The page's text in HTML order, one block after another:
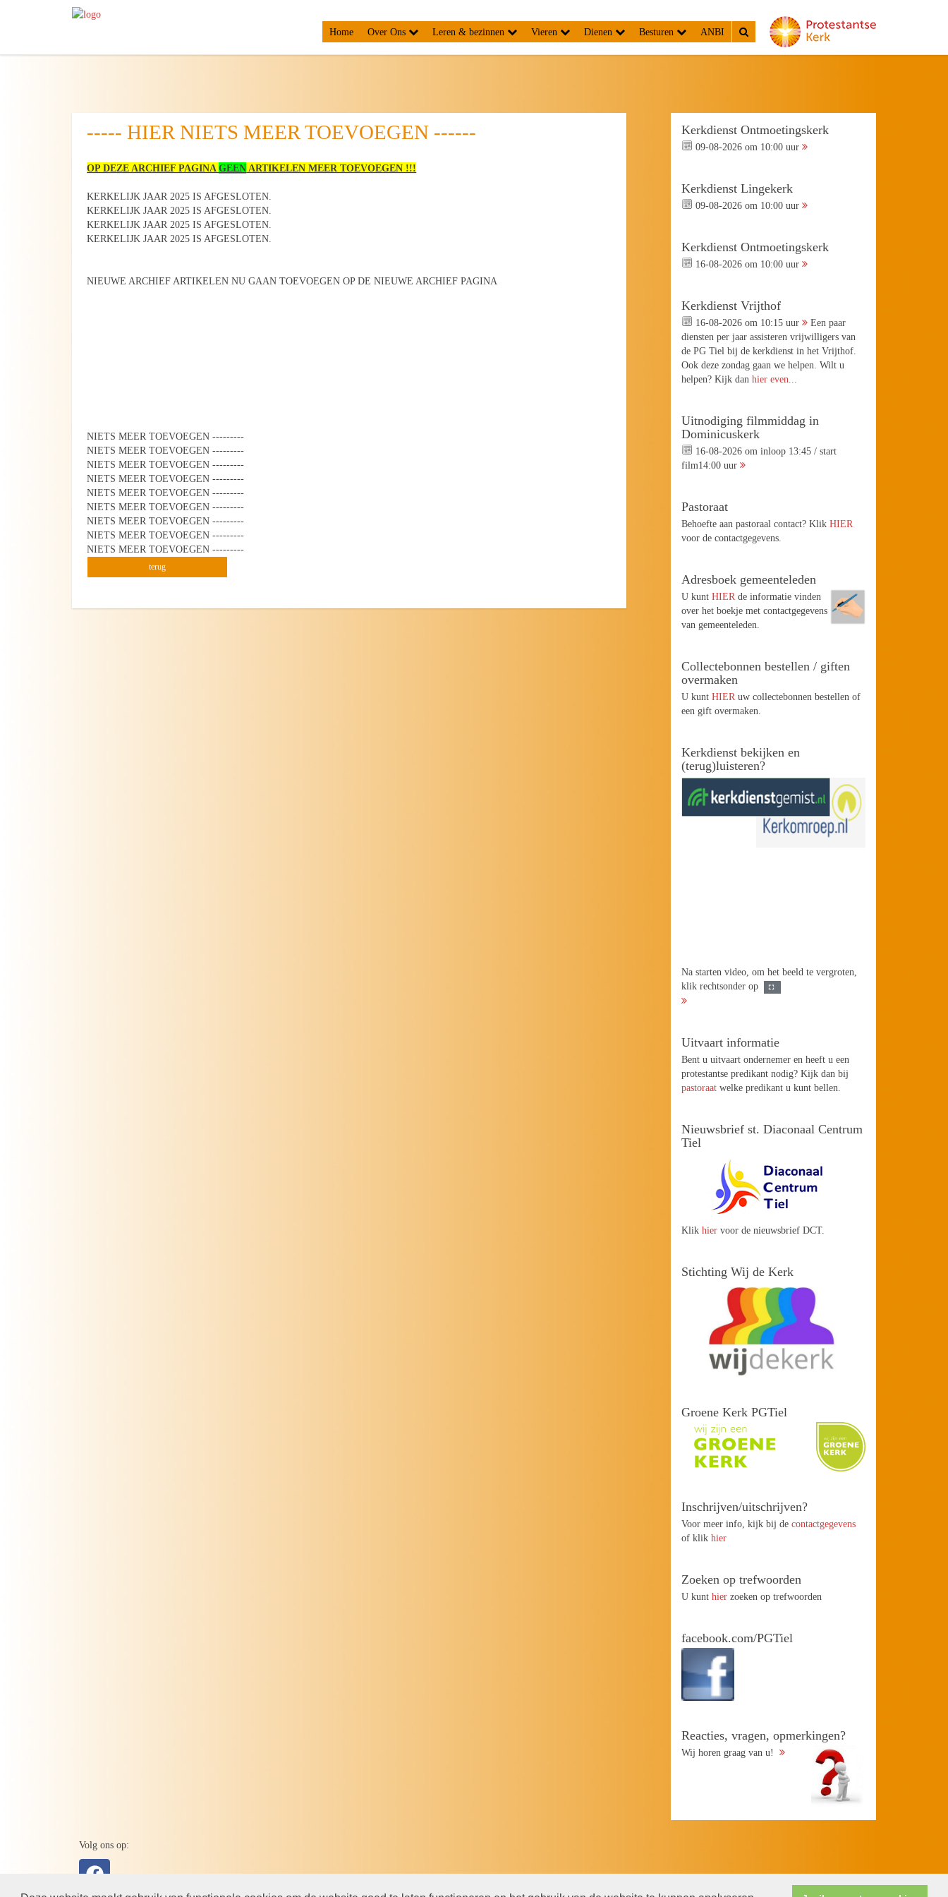
Home Over Ons Leren & bezinnen Vieren Dienen Besturen ANBI
----- HIER NIETS MEER TOEVOEGEN ------
OP DEZE ARCHIEF PAGINAGEENARTIKELEN MEER TOEVOEGEN !!!
KERKELIJK JAAR 2025 IS AFGESLOTEN.
KERKELIJK JAAR 2025 IS AFGESLOTEN.
KERKELIJK JAAR 2025 IS AFGESLOTEN.
KERKELIJK JAAR 2025 IS AFGESLOTEN.
NIEUWE ARCHIEF ARTIKELEN NU GAAN TOEVOEGEN OP DE NIEUWE ARCHIEF PAGINA
NIETS MEER TOEVOEGEN ---------
NIETS MEER TOEVOEGEN ---------
NIETS MEER TOEVOEGEN ---------
NIETS MEER TOEVOEGEN ---------
NIETS MEER TOEVOEGEN ---------
NIETS MEER TOEVOEGEN ---------
NIETS MEER TOEVOEGEN ---------
NIETS MEER TOEVOEGEN ---------
NIETS MEER TOEVOEGEN ---------
terug
Kerkdienst Ontmoetingskerk
09-08-2026 om 10:00 uur
Kerkdienst Lingekerk
09-08-2026 om 10:00 uur
Kerkdienst Ontmoetingskerk
16-08-2026 om 10:00 uur
Kerkdienst Vrijthof
16-08-2026 om 10:15 uur
Een paar
diensten per jaar assisteren vrijwilligers van
de PG Tiel bij de kerkdienst in het Vrijthof.
Ook deze zondag gaan we helpen. Wilt u
helpen? Kijk danhier even...
Uitnodiging filmmiddag in
Dominicuskerk
16-08-2026 om inloop 13:45 / start
film14:00 uur
Pastoraat
Behoefte aan pastoraal contact? KlikHIER
voor de contactgegevens.
Adresboek gemeenteleden
U kuntHIER de informatie vinden
over het boekje met contactgegevens
van gemeenteleden.
Collectebonnen bestellen / giften
overmaken
U kuntHIER uw collectebonnen bestellen of
een gift overmaken.
Kerkdienst bekijken en
(terug)luisteren?
Na starten video, om het beeld te vergroten,
klik rechtsonder op
Uitvaart informatie
Bent u uitvaart ondernemer en heeft u een
protestantse predikant nodig? Kijk dan bij
pastoraat welke predikant u kunt bellen.
Nieuwsbrief st. Diaconaal Centrum
Tiel
Klikhier voor de nieuwsbrief DCT.
Stichting Wij de Kerk
Groene Kerk PGTiel
Inschrijven/uitschrijven?
Voor meer info, kijk bij decontactgegevens
of klikhier
Zoeken op trefwoorden
U kunthier zoeken op trefwoorden
facebook.com/PGTiel
Reacties, vragen, opmerkingen?
Wij horen graag van u!
Volg ons op: